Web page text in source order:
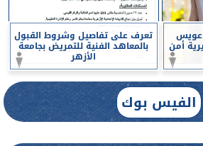
عويس
أمن
تعرف على تفاصيل وشروط القبول
بالمعاهد الفنية للتمريض بجامعة
الأزهر
الفيس بوك